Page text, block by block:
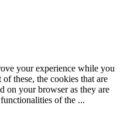
your experience while you
these, the cookies that are
on your browser as they are
of the ...